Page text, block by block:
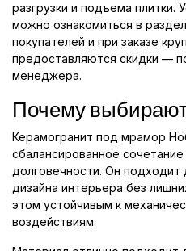
разгрузки и подъема плитки.
можно ознакомиться в
покупателей и при заказе
предоставляются скидки —
менеджера.
Почему
Керамогранит под мрамор
сбалансированное сочетание
долговечности. Он подходит
дизайна интерьера без
этом устойчивым к
воздействиям.